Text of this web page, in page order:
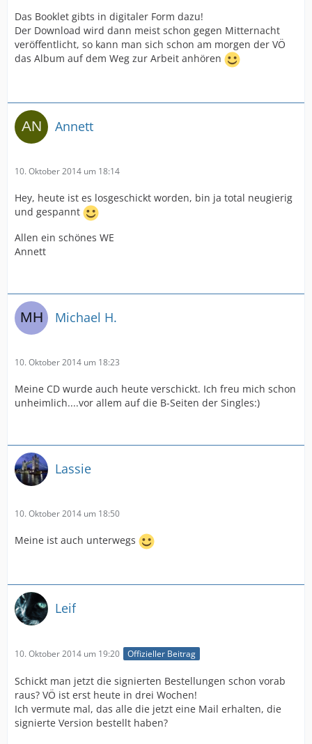
Das Booklet gibts in digitaler Form dazu!
Der Download wird dann meist schon gegen Mitternacht
veröffentlicht, so kann man sich schon am morgen der VÖ
das Album auf dem Weg zur Arbeit anhören
Annett
10. Oktober 2014 um 18:14
Hey, heute ist es losgeschickt worden, bin ja total neugierig
und gespannt
Allen ein schönes WE
Annett
Michael H.
10. Oktober 2014 um 18:23
Meine CD wurde auch heute verschickt. Ich freu mich schon
unheimlich....vor allem auf die B-Seiten der Singles:)
Lassie
10. Oktober 2014 um 18:50
Meine ist auch unterwegs
Leif
10. Oktober 2014 um 19:20 Offizieller Beitrag
Schickt man jetzt die signierten Bestellungen schon vorab
raus? VÖ ist erst heute in drei Wochen!
Ich vermute mal, das alle die jetzt eine Mail erhalten, die
signierte Version bestellt haben?